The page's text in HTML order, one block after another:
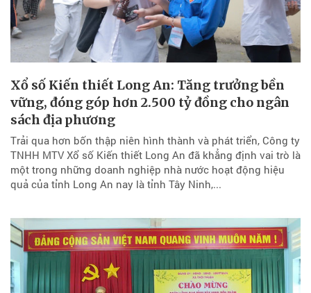
Xổ số Kiến thiết Long An: Tăng trưởng bền
vững, đóng góp hơn 2.500 tỷ đồng cho ngân
sách địa phương
Trải qua hơn bốn thập niên hình thành và phát triển, Công ty
TNHH MTV Xổ số Kiến thiết Long An đã khẳng định vai trò là
một trong những doanh nghiệp nhà nước hoạt động hiệu
quả của tỉnh Long An nay là tỉnh Tây Ninh,...